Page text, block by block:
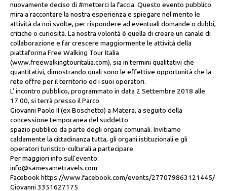
nuovamente deciso di #metterci la faccia. Questo evento pubblico
mira a raccontare la nostra esperienza e spiegare nel merito le
attività da noi svolte, per rispondere ad eventuali domande o dubbi,
critiche o curiosità. La nostra volontà è quella di creare un canale di
collaborazione e far crescere maggiormente le attività della
piattaforma Free Walking Tour Italia
(www.freewalkingtouritalia.com), sia in termini qualitativi che
quantitativi, dimostrando quali sono le effettive opportunità che la
rete offre per il territorio ed i suoi operatori.
L’ incontro pubblico, programmato in data 2 Settembre 2018 alle
17.00, si terrà presso il Parco
Giovanni Paolo II (ex Boschetto) a Matera, a seguito della
concessione temporanea del suddetto
spazio pubblico da parte degli organi comunali. Invitiamo
caldamente la cittadinanza tutta, gli organi istituzionali e gli
operatori turistico-culturali a partecipare.
Per maggiori info sull’evento:
info@samesametravels.com
Facebook https://www.facebook.com/events/277079863121445/
Giovanni 3351627175